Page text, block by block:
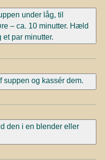
under låg, til
– ca. 10 minutter. Hæld
par minutter.
suppen og kassér dem.
den i en blender eller